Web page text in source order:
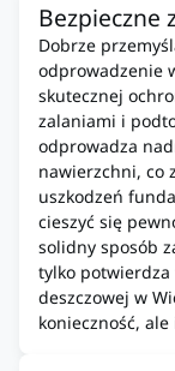
Bezpieczne
Dobrze
odprowadzenie
skutecznej
zalaniami i
odprowadza
nawierzchni, co
uszkodzeń
cieszyć się
solidny sposób
tylko potwierdza
deszczowej w
konieczność, ale